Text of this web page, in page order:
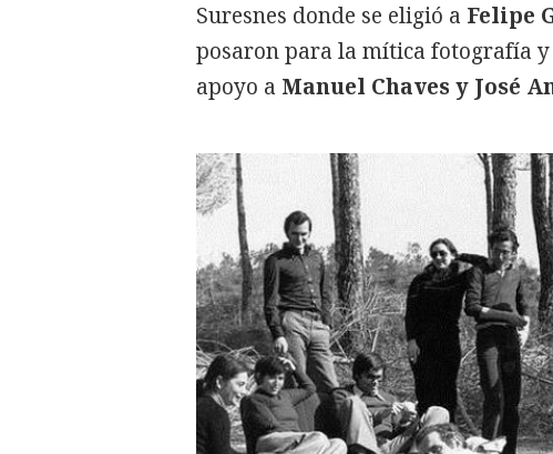
Suresnes donde se eligió a Felipe
posaron para la mítica fotografía
apoyo a Manuel Chaves y José